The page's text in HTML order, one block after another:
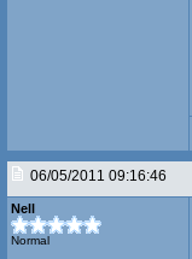
06/05/2011 09:16:46
Nell
Normal